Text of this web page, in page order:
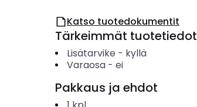
Katso tuotedokumentit
Tärkeimmät tuotetiedot
Lisätarvike - kyllä
Varaosa- ei
Pakkaus ja ehdot